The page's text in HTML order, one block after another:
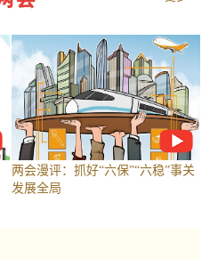
两会漫评：抓好“六保”“六稳”事关
发展全局